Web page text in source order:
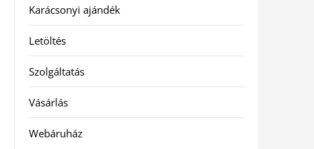
Karácsonyi ajándék
Letöltés
Szolgáltatás
Vásárlás
Webáruház